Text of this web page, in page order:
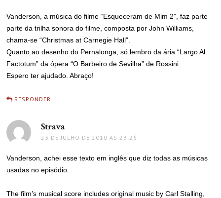
Vanderson, a música do filme “Esqueceram de Mim 2”, faz parte
parte da trilha sonora do filme, composta por John Williams,
chama-se “Christmas at Carnegie Hall”.
Quanto ao desenho do Pernalonga, só lembro da ária “Largo Al
Factotum” da ópera “O Barbeiro de Sevilha” de Rossini.
Espero ter ajudado. Abraço!
RESPONDER
Strava
23 DE JULHO DE 2010 ÀS 23:26
Vanderson, achei esse texto em inglês que diz todas as músicas
usadas no episódio.
The film’s musical score includes original music by Carl Stalling,